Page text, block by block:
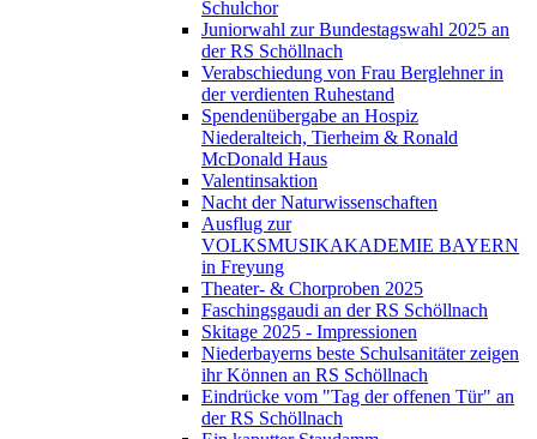
Schulchor
Juniorwahl zur Bundestagswahl 2025 an
der RS Schöllnach
Verabschiedung von Frau Berglehner in
der verdienten Ruhestand
Spendenübergabe an Hospiz
Niederalteich, Tierheim & Ronald
McDonald Haus
Valentinsaktion
Nacht der Naturwissenschaften
Ausflug zur
VOLKSMUSIKAKADEMIE BAYERN
in Freyung
Theater- & Chorproben 2025
Faschingsgaudi an der RS Schöllnach
Skitage 2025 - Impressionen
Niederbayerns beste Schulsanitäter zeigen
ihr Können an RS Schöllnach
Eindrücke vom "Tag der offenen Tür" an
der RS Schöllnach